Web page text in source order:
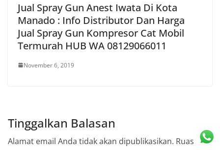
Jual Spray Gun Anest Iwata Di Kota
Manado : Info Distributor Dan Harga
Jual Spray Gun Kompresor Cat Mobil
Termurah HUB WA 08129066011
November 6, 2019
Tinggalkan Balasan
Alamat email Anda tidak akan dipublikasikan. Ruas